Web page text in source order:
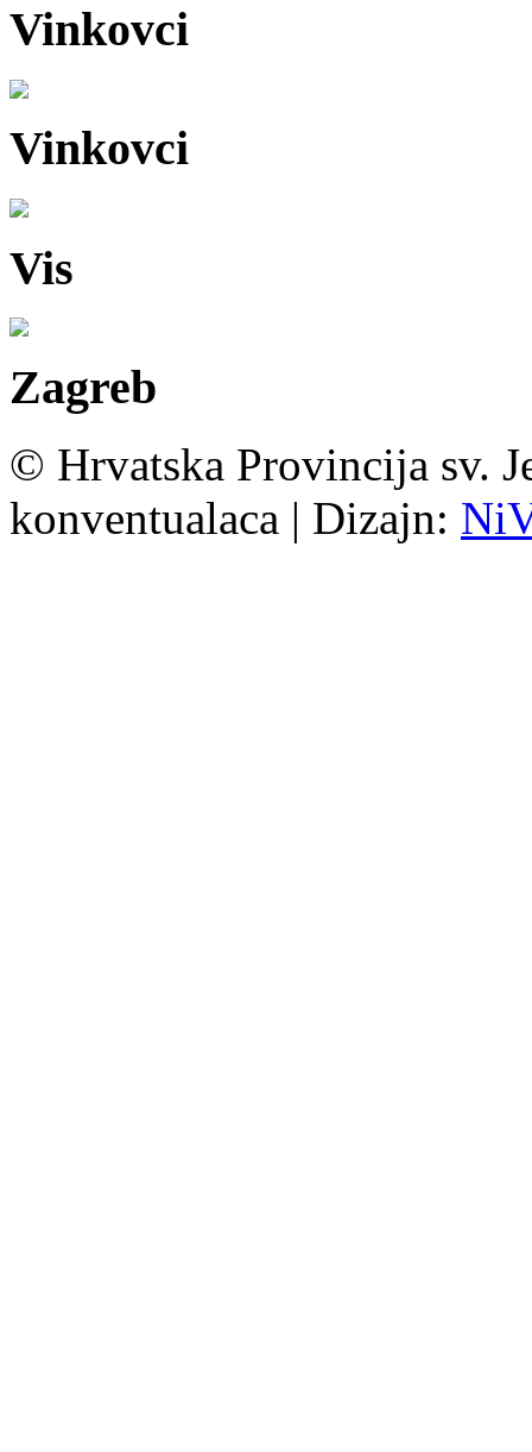
Vinkovci
Vinkovci
Vis
Zagreb
© Hrvatska Provincija sv.
konventualaca | Dizajn: